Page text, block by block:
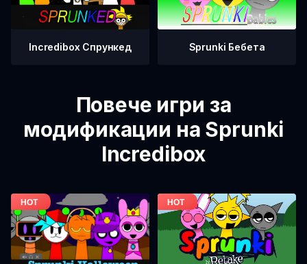
Incredibox Спрункед Sprunki Бебета
Повече игри за
модификации на Sprunki
Incredibox